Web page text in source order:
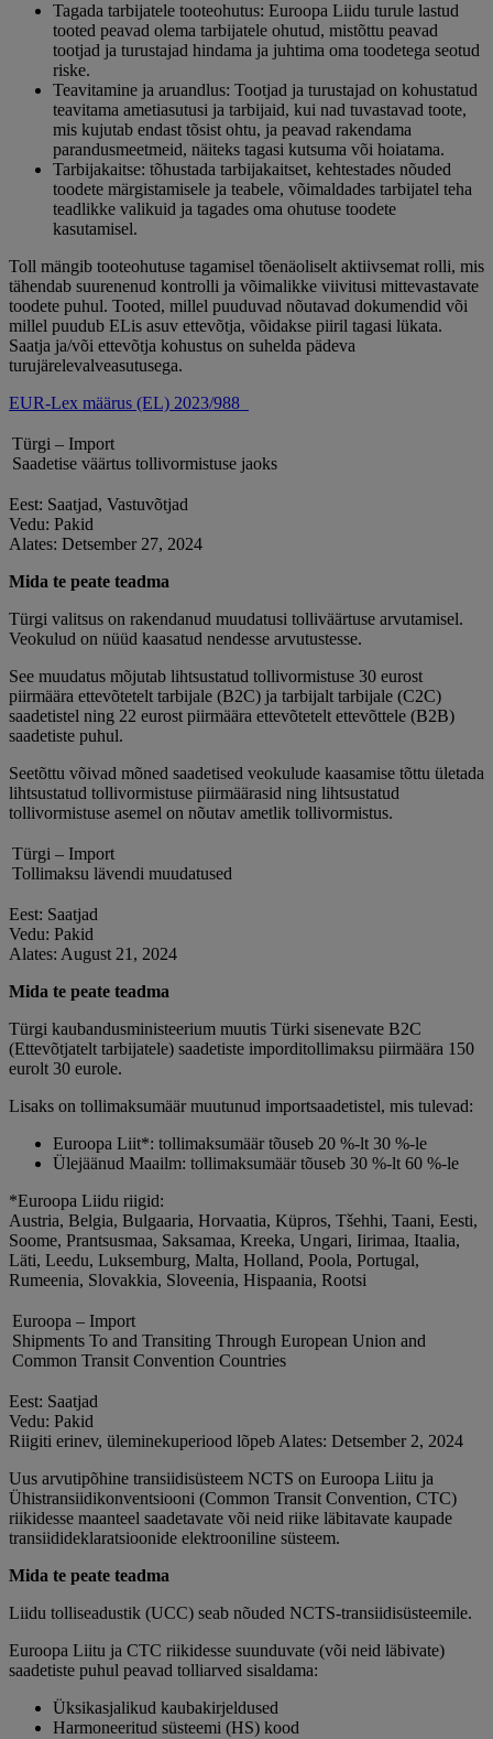
Tagada tarbijatele tooteohutus: Euroopa Liidu turule lastud
tooted peavad olema tarbijatele ohutud, mistõttu peavad
tootjad ja turustajad hindama ja juhtima oma toodetega seotud
riske.
Teavitamine ja aruandlus: Tootjad ja turustajad on kohustatud
teavitama ametiasutusi ja tarbijaid, kui nad tuvastavad toote,
mis kujutab endast tõsist ohtu, ja peavad rakendama
parandusmeetmeid, näiteks tagasi kutsuma või hoiatama.
Tarbijakaitse: tõhustada tarbijakaitset, kehtestades nõuded
toodete märgistamisele ja teabele, võimaldades tarbijatel teha
teadlikke valikuid ja tagades oma ohutuse toodete
kasutamisel.
Toll mängib tooteohutuse tagamisel tõenäoliselt aktiivsemat rolli, mis
tähendab suurenenud kontrolli ja võimalikke viivitusi mittevastavate
toodete puhul. Tooted, millel puuduvad nõutavad dokumendid või
millel puudub ELis asuv ettevõtja, võidakse piiril tagasi lükata.
Saatja ja/või ettevõtja kohustus on suhelda pädeva
turujärelevalveasutusega.
EUR-Lex määrus (EL) 2023/988
Türgi – Import
Saadetise väärtus tollivormistuse jaoks
Eest: Saatjad, Vastuvõtjad
Vedu: Pakid
Alates: Detsember 27, 2024
Mida te peate teadma
Türgi valitsus on rakendanud muudatusi tolliväärtuse arvutamisel.
Veokulud on nüüd kaasatud nendesse arvutustesse.
See muudatus mõjutab lihtsustatud tollivormistuse 30 eurost
piirmäära ettevõtetelt tarbijale (B2C) ja tarbijalt tarbijale (C2C)
saadetistel ning 22 eurost piirmäära ettevõtetelt ettevõttele (B2B)
saadetiste puhul.
Seetõttu võivad mõned saadetised veokulude kaasamise tõttu ületada
lihtsustatud tollivormistuse piirmäärasid ning lihtsustatud
tollivormistuse asemel on nõutav ametlik tollivormistus.
Türgi – Import
Tollimaksu lävendi muudatused
Eest: Saatjad
Vedu: Pakid
Alates: August 21, 2024
Mida te peate teadma
Türgi kaubandusministeerium muutis Türki sisenevate B2C
(Ettevõtjatelt tarbijatele) saadetiste imporditollimaksu piirmäära 150
eurolt 30 eurole.
Lisaks on tollimaksumäär muutunud importsaadetistel, mis tulevad:
Euroopa Liit*: tollimaksumäär tõuseb 20 %-lt 30 %-le
Ülejäänud Maailm: tollimaksumäär tõuseb 30 %-lt 60 %-le
*Euroopa Liidu riigid:
Austria, Belgia, Bulgaaria, Horvaatia, Küpros, Tšehhi, Taani, Eesti,
Soome, Prantsusmaa, Saksamaa, Kreeka, Ungari, Iirimaa, Itaalia,
Läti, Leedu, Luksemburg, Malta, Holland, Poola, Portugal,
Rumeenia, Slovakkia, Sloveenia, Hispaania, Rootsi
Euroopa – Import
Shipments To and Transiting Through European Union and
Common Transit Convention Countries
Eest: Saatjad
Vedu: Pakid
Riigiti erinev, üleminekuperiood lõpeb Alates: Detsember 2, 2024
Uus arvutipõhine transiidisüsteem NCTS on Euroopa Liitu ja
Ühistransiidikonventsiooni (Common Transit Convention, CTC)
riikidesse maanteel saadetavate või neid riike läbitavate kaupade
transiidideklaratsioonide elektrooniline süsteem.
Mida te peate teadma
Liidu tolliseadustik (UCC) seab nõuded NCTS-transiidisüsteemile.
Euroopa Liitu ja CTC riikidesse suunduvate (või neid läbivate)
saadetiste puhul peavad tolliarved sisaldama:
Üksikasjalikud kaubakirjeldused
Harmoneeritud süsteemi (HS) kood